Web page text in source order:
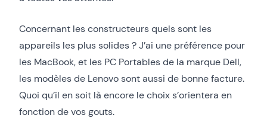
Concernant les constructeurs quels sont les
appareils les plus solides ? J’ai une préférence pour
les MacBook, et les PC Portables de la marque Dell,
les modèles de Lenovo sont aussi de bonne facture.
Quoi qu’il en soit là encore le choix s’orientera en
fonction de vos gouts.